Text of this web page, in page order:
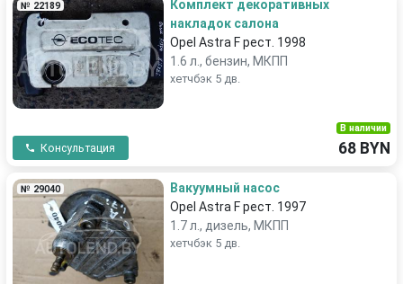
№ 22189
Комплект декоративных
накладок салона
Opel Astra F рест. 1998
1.6 л., бензин, МКПП
хетчбэк 5 дв.
Консультация
В наличии
68 BYN
№ 29040
Вакуумный насос
Opel Astra F рест. 1997
1.7 л., дизель, МКПП
хетчбэк 5 дв.